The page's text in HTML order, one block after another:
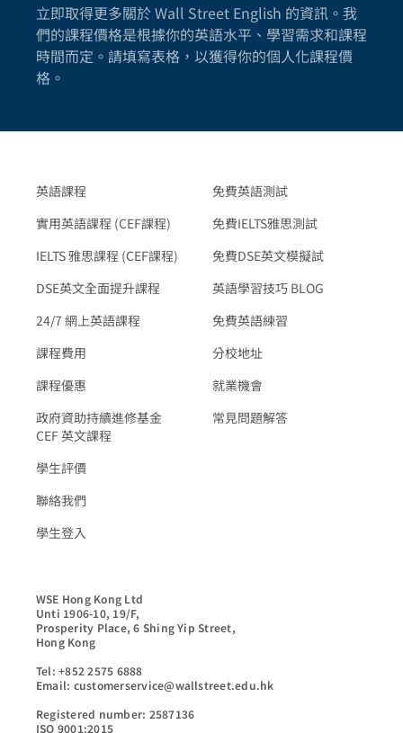
立即取得更多關於 Wall Street English 的資訊。我
們的課程價格是根據你的英語水平、學習需求和課程
時間而定。請填寫表格，以獲得你的個人化課程價
格。
英語課程
實用英語課程 (CEF課程)
IELTS 雅思課程 (CEF課程)
DSE英文全面提升課程
24/7 網上英語課程
課程費用
課程優惠
政府資助持續進修基金
CEF 英文課程
學生評價
聯絡我們
學生登入
免費英語測試
免費IELTS雅思測試
免費DSE英文模擬試
英語學習技巧 BLOG
免費英語練習
分校地址
就業機會
常見問題解答
WSE Hong Kong Ltd
Unti 1906-10, 19/F,
Prosperity Place, 6 Shing Yip Street,
Hong Kong
Tel: +852 2575 6888
Email: customerservice@wallstreet.edu.hk
Registered number: 2587136
ISO 9001:2015